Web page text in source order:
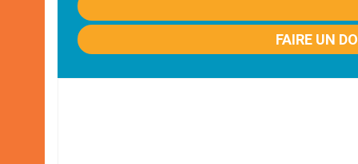
FAIRE UN